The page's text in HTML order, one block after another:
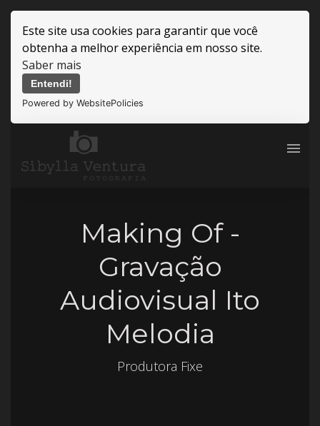
Este site usa cookies para garantir que você
obtenha a melhor experiência em nosso site.
Saber mais
Entendi!
Powered by WebsitePolicies
menu
Making Of -
Gravação
Audiovisual Ito
Melodia
Produtora Fixe